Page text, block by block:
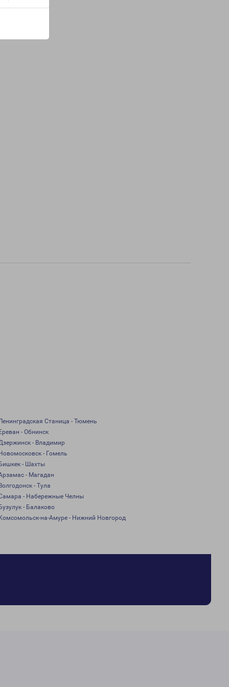
Станица - Тюмень
- Обнинск
- Владимир
- Гомель
- Шахты
- Магадан
- Тула
- Набережные Челны
- Балаково
на-Амуре - Нижний Новгород